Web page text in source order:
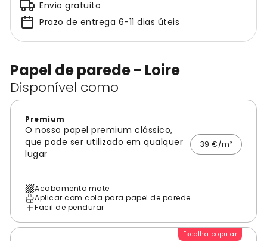
Papel de parede - Loire
Disponível como
Premium
O nosso papel premium clássico,
que pode ser utilizado em qualquer
lugar
39 €/m²
Acabamento mate
Aplicar com cola para papel de parede
Fácil de pendurar
Escolha popular
Envio gratuito
Prazo de entrega 6-11 dias úteis